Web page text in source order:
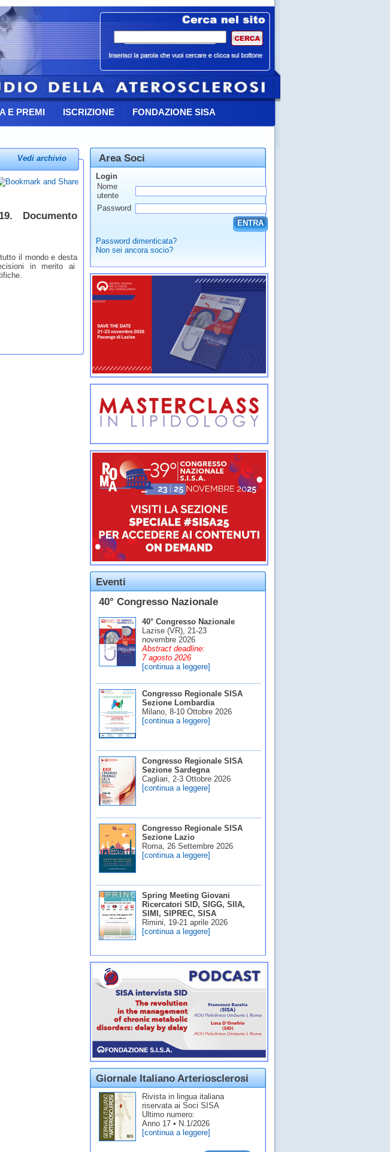
E PREMI ISCRIZIONE FONDAZIONE SISA
Vedi archivio
Documento
il mondo e desta
in merito ai
Area Soci
Login
Nome
utente
Password
ENTRA
Password dimenticata?
Non sei ancora socio?
Eventi
40° Congresso Nazionale
40° Congresso Nazionale
Lazise (VR), 21-23
novembre 2026
Abstract deadline:
7 agosto 2026
[continua a leggere]
Congresso Regionale SISA
Sezione Lombardia
Milano, 8-10 Ottobre 2026
[continua a leggere]
Congresso Regionale SISA
Sezione Sardegna
Cagliari, 2-3 Ottobre 2026
[continua a leggere]
Congresso Regionale SISA
Sezione Lazio
Roma, 26 Settembre 2026
[continua a leggere]
Spring Meeting Giovani
Ricercatori SID, SIGG, SIIA,
SIMI, SIPREC, SISA
Rimini, 19-21 aprile 2026
[continua a leggere]
Giornale Italiano Arteriosclerosi
Rivista in lingua italiana
riservata ai Soci SISA
Ultimo numero:
Anno 17 • N.1/2026
[continua a leggere]